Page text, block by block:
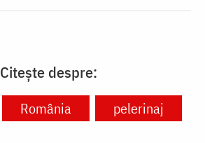
Citește despre:
România pelerinaj